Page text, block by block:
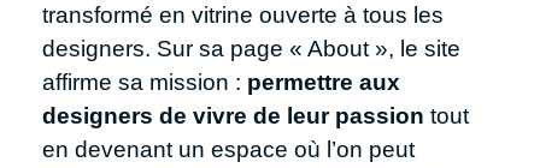
transformé en vitrine ouverte à tous les
designers. Sur sa page « About », le site
affirme sa mission : permettre aux
designers de vivre de leur passion tout
en devenant un espace où l’on peut